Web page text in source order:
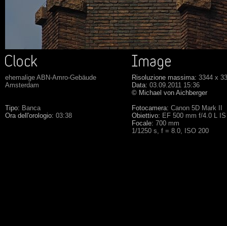
ehemalige ABN-Amro-Gebäude
Amsterdam
Tipo: Banca
Ora dell'orologio: 03:38
Risoluzione massima: 3344 x
Data: 03.09.2011 15:36
© Michael von Aichberger
Fotocamera: Canon 5D Mark II
Obiettivo: EF 500 mm f/4.0 L
Focale: 700 mm
1/1250 s, f = 8.0, ISO 200